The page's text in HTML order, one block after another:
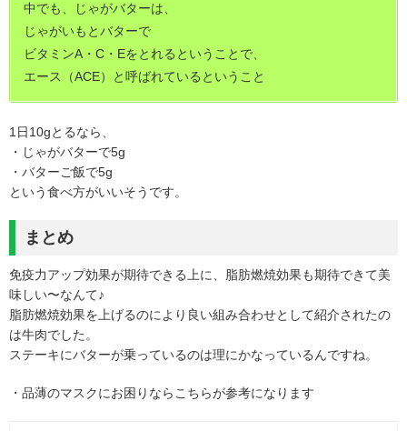
中でも、じゃがバターは、
じゃがいもとバターで
ビタミンA・C・Eをとれるということで、
エース（ACE）と呼ばれているということ
1日10gとるなら、
・じゃがバターで5g
・バターご飯で5g
という食べ方がいいそうです。
まとめ
免疫力アップ効果が期待できる上に、脂肪燃焼効果も期待できて美
味しい〜なんて♪
脂肪燃焼効果を上げるのにより良い組み合わせとして紹介されたの
は牛肉でした。
ステーキにバターが乗っているのは理にかなっているんですね。
・品薄のマスクにお困りならこちらが参考になります